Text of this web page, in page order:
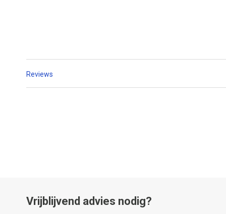
Reviews
Vrijblijvend advies nodig?